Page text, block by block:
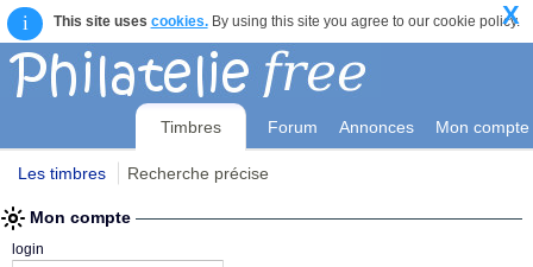
i This site uses cookies.By using this site you agree to our cookie policy.
X
Timbres Forum Annonces Mon compte
Les timbres Recherche précise
Mon compte
login